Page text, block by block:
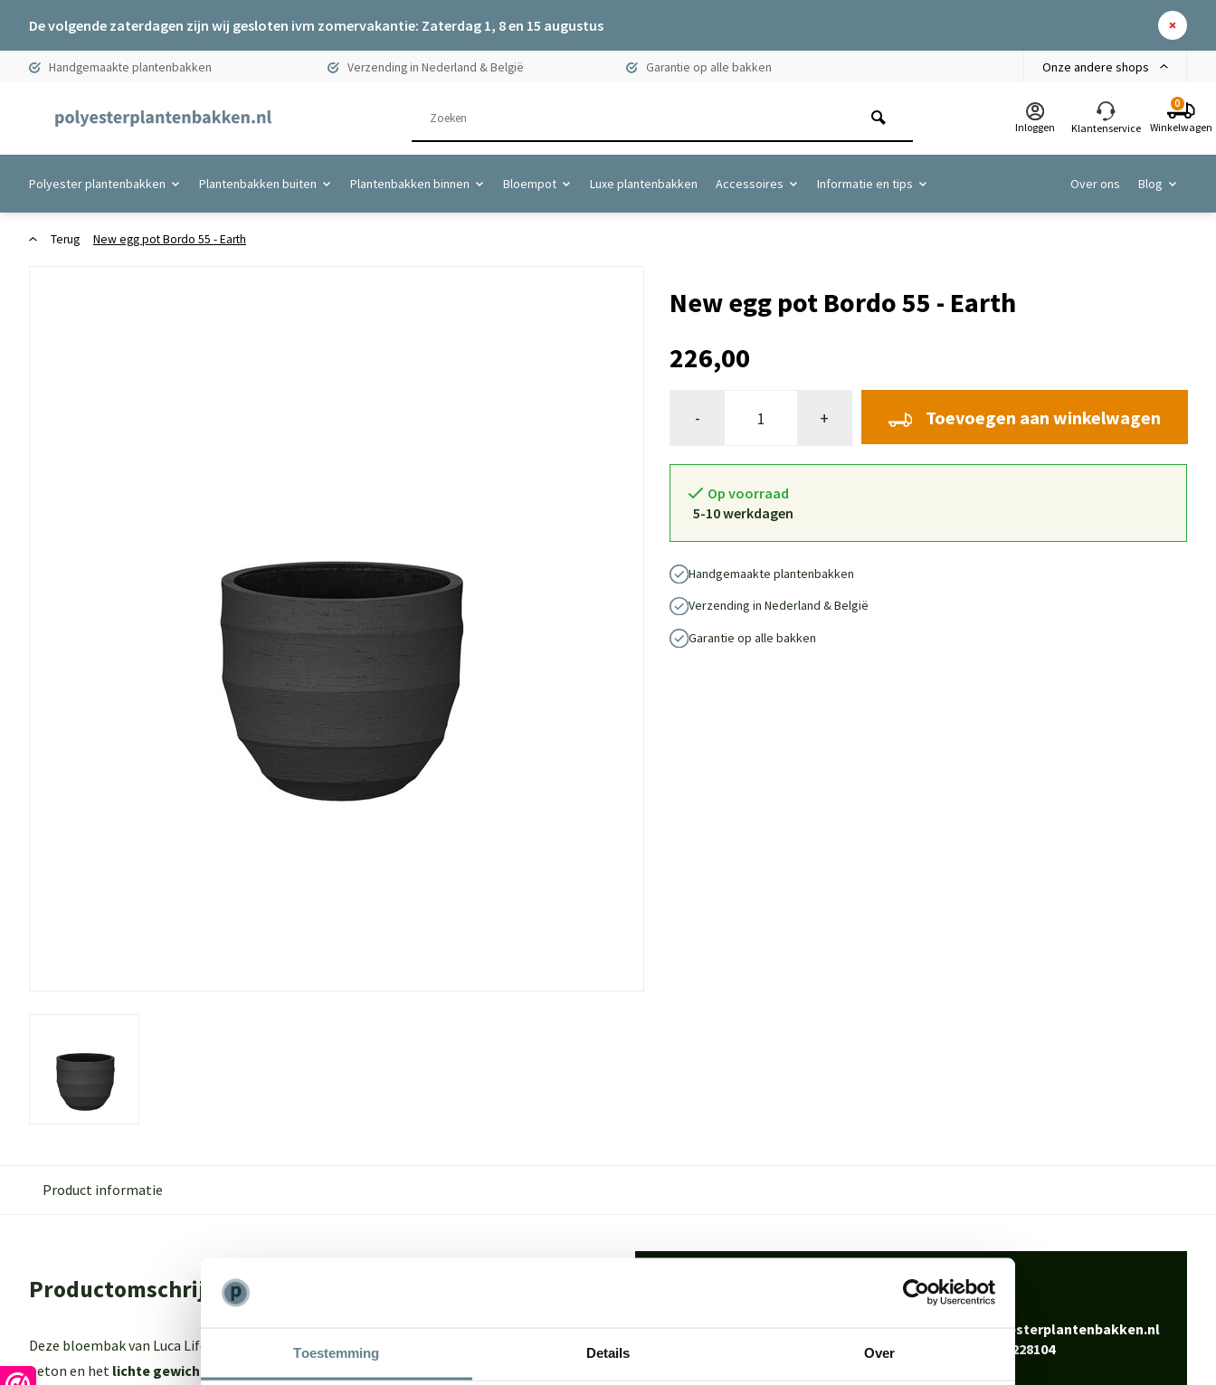
Toestemming Details Over
De volgende zaterdagen zijn wij gesloten ivm zomervakantie: Zaterdag 1, 8 en 15 augustus
Handgemaakte plantenbakken Verzending in Nederland & België Garantie op alle bakken Onze andere shops
Inloggen Klantenservice
0
Winkelwagen
Polyester plantenbakken Plantenbakken buiten Plantenbakken binnen Bloempot Luxe plantenbakken Accessoires Informatie en tips Over ons Blog
Terug New egg pot Bordo 55 - Earth
New egg pot Bordo 55 - Earth
226,00
- + Toevoegen aan winkelwagen
Op voorraad
5-10 werkdagen
Handgemaakte plantenbakken
Verzending in Nederland & België
Garantie op alle bakken
Product informatie
Productomschrijving
Deze bloembak van Luca Lifestyle biedt het beste van 2 werelden: De
beton en het lichte gewich
Bel0344-228104
info@polyesterplantenbakken.nl
0344-228104